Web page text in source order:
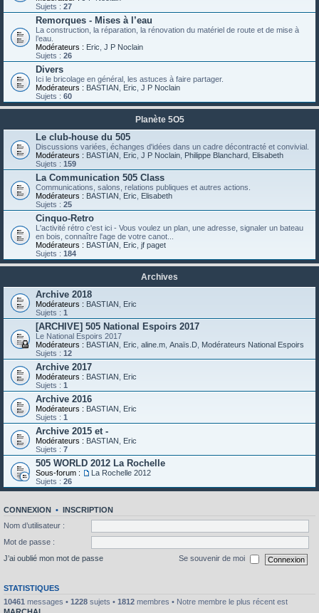
Sujets : 27
Remorques - Mises à l’eau
La construction, la réparation, la rénovation du matériel de route et de mise à
l’eau.
Modérateurs : Eric J P Noclain
Sujets : 26
Divers
Ici le bricolage en général, les astuces à faire partager.
Modérateurs : BASTIAN Eric J P Noclain
Sujets : 60
Planète 5O5
Le club-house du 505
Discussions variées, échanges d'idées dans un cadre décontracté et convivial.
Modérateurs : BASTIAN Eric J P Noclain Philippe Blanchard Elisabeth
Sujets : 159
La Communication 505 Class
Communications, salons, relations publiques et autres actions.
Modérateurs : BASTIAN Eric
Elisabeth
Sujets : 25
Cinquo-Retro
L'activité rétro c'est ici - Vous voulez un plan, une adresse, signaler un bateau
en bois, connaître l'age de votre canot...
Modérateurs : BASTIAN Eric jf paget
Sujets : 184
Archives
Archive 2018
Modérateurs : BASTIAN
Eric
Sujets : 1
[ARCHIVE] 505 National Espoirs 2017
Le National Espoirs 2017
Modérateurs : BASTIAN Eric aline.m Anaïs.D Modérateurs National Espoirs
Sujets : 12
Archive 2017
Modérateurs : BASTIAN
Eric
Sujets : 1
Archive 2016
Modérateurs : BASTIAN
Eric
Sujets : 1
Archive 2015 et -
Modérateurs : BASTIAN
Eric
Sujets : 7
505 WORLD 2012 La Rochelle
Sous-forum :
La Rochelle 2012
Sujets : 26
CONNEXION • INSCRIPTION
Nom d’utilisateur :
Mot de passe :
J’ai oublié mon mot de passe
Se souvenir de moi
STATISTIQUES
10461 messages • 1228 sujets • 1812 membres • Notre membre le plus récent est